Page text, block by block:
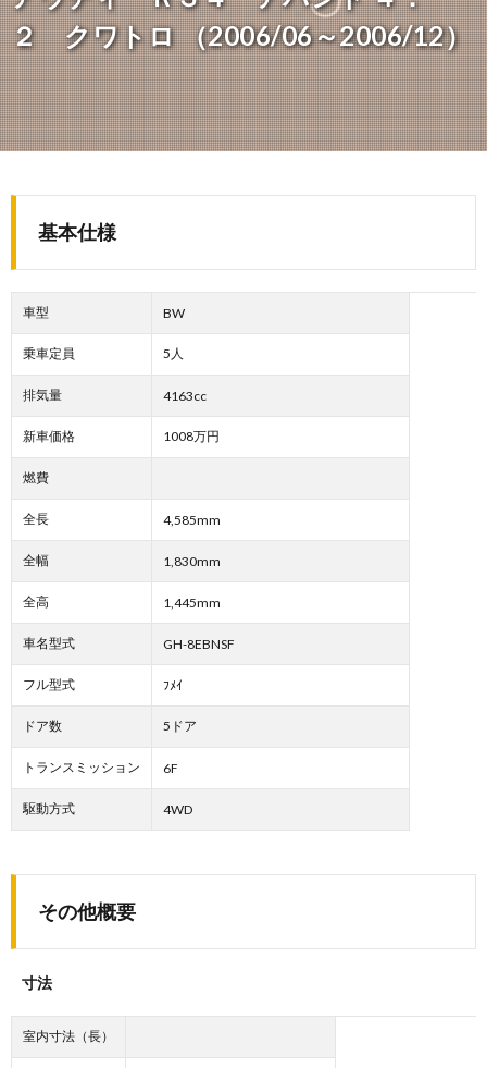
２ クワトロ （2006/06～2006/12）
基本仕様
車型 BW
乗車定員 5人
排気量 4163cc
新車価格 1008万円
燃費
全長 4,585mm
全幅 1,830mm
全高 1,445mm
車名型式 GH-8EBNSF
フル型式 ﾌﾒｲ
ドア数 5ドア
トランスミッション 6F
駆動方式 4WD
その他概要
寸法
室内寸法（長）